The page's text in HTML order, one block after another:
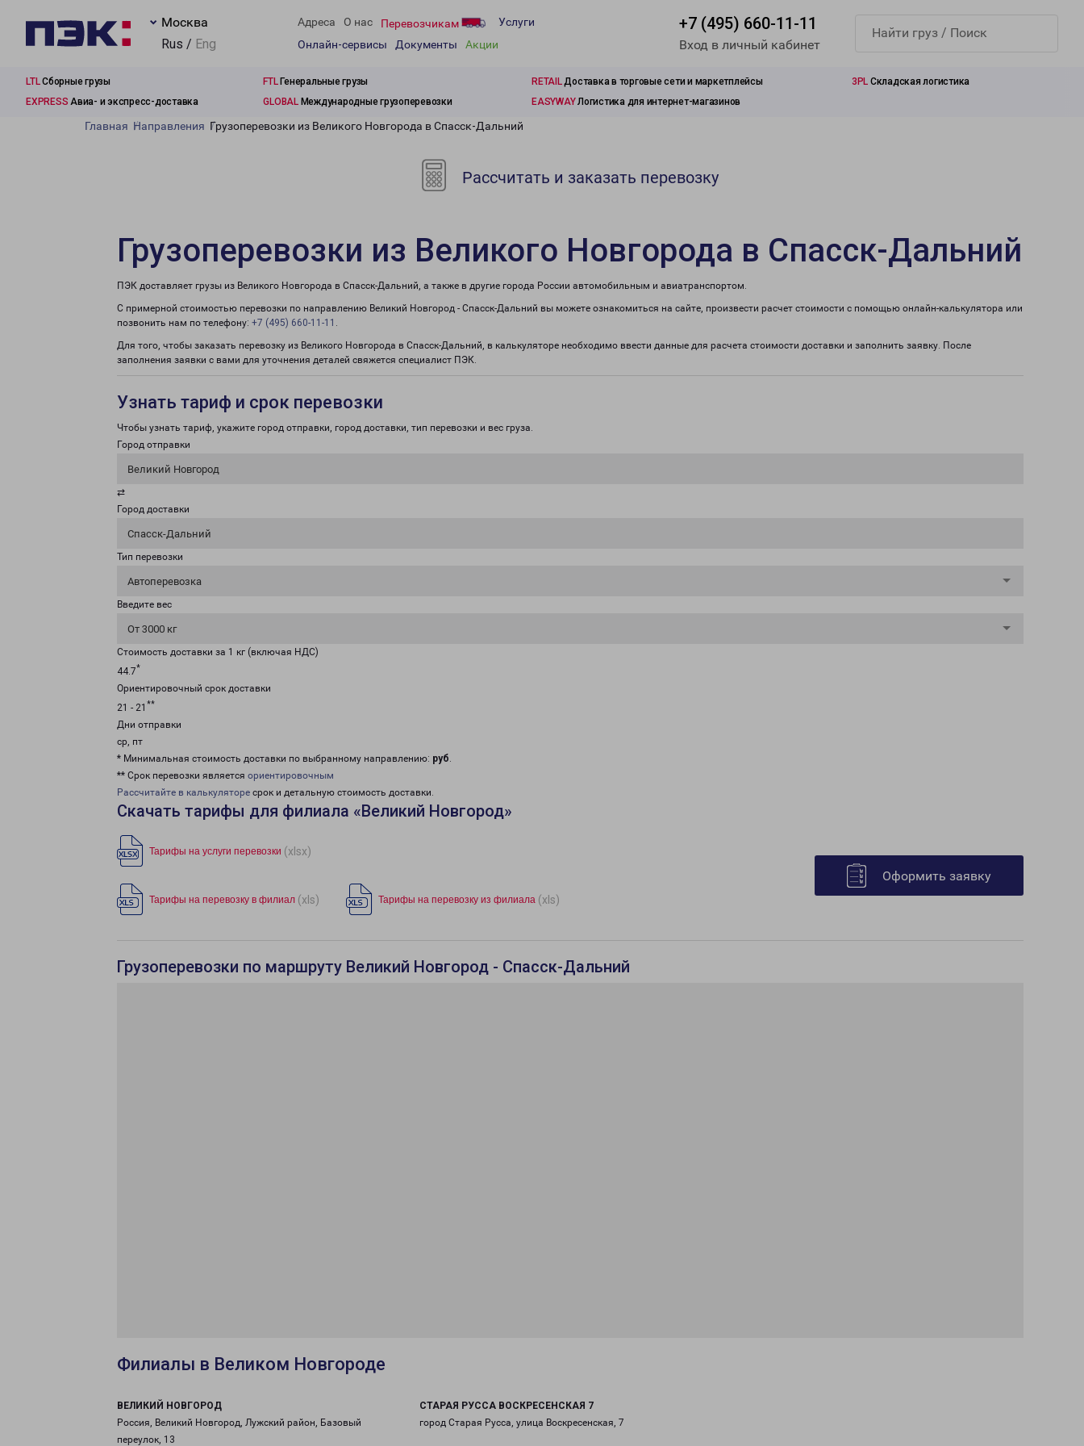
Москва
Rus / Eng
Адреса О нас Перевозчикам
Услуги
Онлайн-сервисы
Документы Акции
+7 (495) 660-11-11
Вход в личный кабинет
LTLСборные грузы FTLГенеральные грузы RETAILДоставка в торговые сети и маркетплейсы 3PL Складская логистика
EXPRESS Авиа- и экспресс-доставка GLOBALМеждународные грузоперевозки EASYWAYЛогистика для интернет-магазинов
Главная Направления Грузоперевозки из Великого Новгорода в Спасск-Дальний
Рассчитать и заказать перевозку
Грузоперевозки из Великого Новгорода в Спасск-Дальний
ПЭК доставляет грузы из Великого Новгорода в Спасск-Дальний, а также в другие города России автомобильным и авиатранспортом.
С примерной стоимостью перевозки по направлению Великий Новгород - Спасск-Дальний вы можете ознакомиться на сайте, произвести расчет стоимости с помощью онлайн-калькулятора или
позвонить нам по телефону: +7 (495) 660-11-11 .
Для того, чтобы заказать перевозку из Великого Новгорода в Спасск-Дальний, в калькуляторе необходимо ввести данные для расчета стоимости доставки и заполнить заявку. После
заполнения заявки с вами для уточнения деталей свяжется специалист ПЭК.
Узнать тариф и срок перевозки
Чтобы узнать тариф, укажите город отправки, город доставки, тип перевозки и вес груза.
Город отправки
Великий Новгород
⇄
Город доставки
Спасск-Дальний
Тип перевозки
Автоперевозка
Введите вес
От 3000 кг
Стоимость доставки за 1 кг (включая НДС)
44.7*
Ориентировочный срок доставки
21 - 21 **
Дни отправки
ср, пт
* Минимальная стоимость доставки по выбранному направлению: руб.
** Срок перевозки является ориентировочным
Рассчитайте в калькуляторе срок и детальную стоимость доставки.
Скачать тарифы для филиала «Великий Новгород»
Тарифы на услуги перевозки (xlsx)
Тарифы на перевозку в филиал (xls) Тарифы на перевозку из филиала (xls)
Оформить заявку
Грузоперевозки по маршруту Великий Новгород - Спасск-Дальний
Филиалы в Великом Новгороде
ВЕЛИКИЙ НОВГОРОД
Россия, Великий Новгород, Лужский район, Базовый
переулок, 13
СТАРАЯ РУССА ВОСКРЕСЕНСКАЯ 7
город Старая Русса, улица Воскресенская, 7